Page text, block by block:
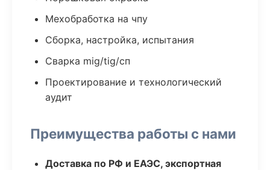
Мехобработка на чпу
Сборка, настройка, испытания
Сварка mig/tig/сп
Проектирование и технологический
аудит
Преимущества работы с нами
Доставка по РФ и ЕАЭС, экспортная